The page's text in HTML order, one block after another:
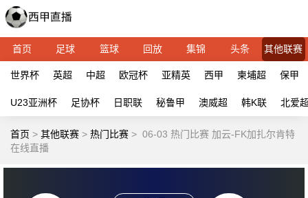
首页 足球 篮球 回放 集锦 头条 其他联赛
世界杯 英超 中超 欧冠杯 亚精英 西甲 柬埔超 保甲
U23亚洲杯 足协杯 日职联 秘鲁甲 澳威超 韩K联 北爱
首页 > 其他联赛 > 热门比赛 > 06-03 热门比赛 加云-FK加扎尔肯特
在线直播